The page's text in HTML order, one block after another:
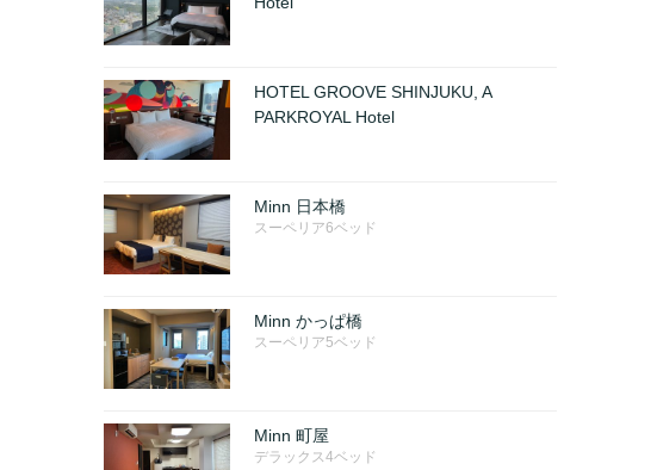
HOTEL GROOVE SHINJUKU, A
PARKROYAL Hotel
Minn 日本橋
スーペリア6ベッド
Minn かっぱ橋
スーペリア5ベッド
Minn 町屋
デラックス4ベッド